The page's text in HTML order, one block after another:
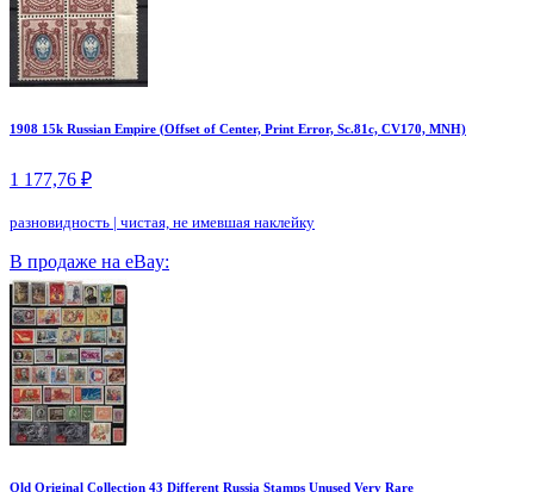
1908 15k Russian Empire (Offset of Center, Print Error, Sc.81c, CV170, MNH)
1 177,76 ₽
разновидность | чистая, не имевшая наклейку
В продаже на eBay:
Old Original Collection 43 Different Russia Stamps Unused Very Rare